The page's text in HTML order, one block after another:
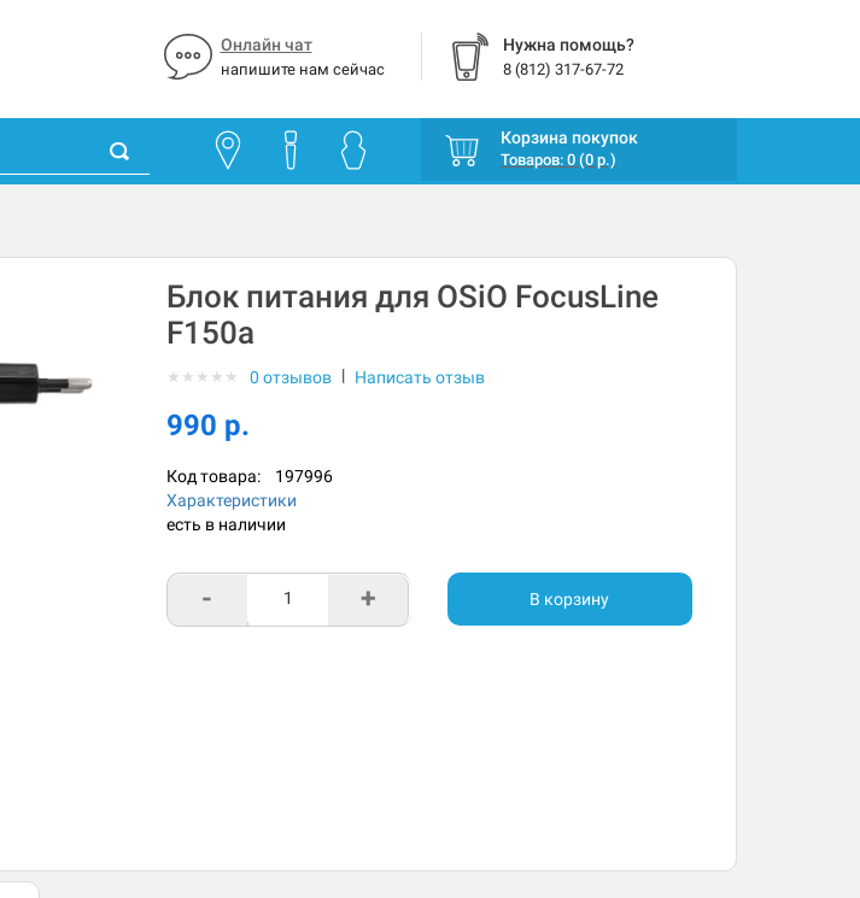
Онлайн чат
напишите нам сейчас
Нужна помощь?
8 (812) 317-67-72
Корзина покупок
Товаров: 0 (0 р.)
Блок питания для OSiO FocusLine
F150a
★ ★ ★ ★ ★ 0 отзывов | Написать отзыв
990 р.
Код товара: 197996
Характеристики
есть в наличии
- + В корзину